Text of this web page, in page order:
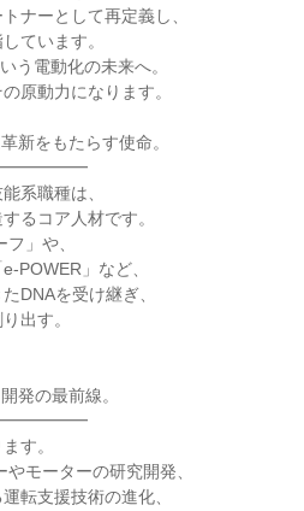
ナーとして再定義し、
ています。
う電動化の未来へ。
原動力になります。
新をもたらす使命。
系職種は、
るコア人材です。
」や、
POWER」など、
DNAを受け継ぎ、
出す。
発の最前線。
す。
モーターの研究開発、
転支援技術の進化、